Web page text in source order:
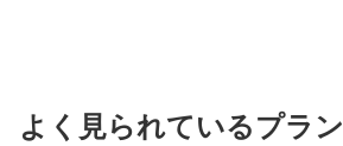
よく見られているプラン